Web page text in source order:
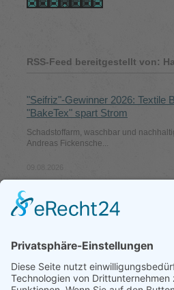
RSS-Feed bereitgestellt von:
"Seifriz"-Gewinner 2026: Textile
"BakeTex" spart Strom
Schadstoffarm, waschbar und
Andreas Fickensche...
Betriebsübernahme: Wie ein
Vor rund 15 Jahren saßen in Julius
30 Schüler. H...
07.08.2026